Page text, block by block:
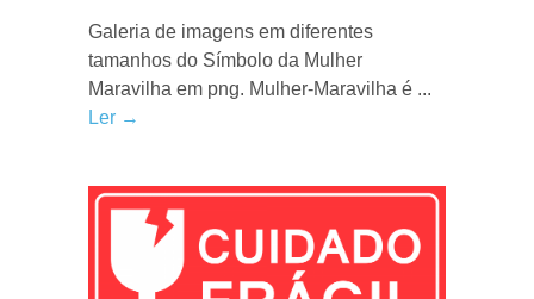
Galeria de imagens em diferentes
tamanhos do Símbolo da Mulher
Maravilha em png. Mulher-Maravilha é ...
Ler →